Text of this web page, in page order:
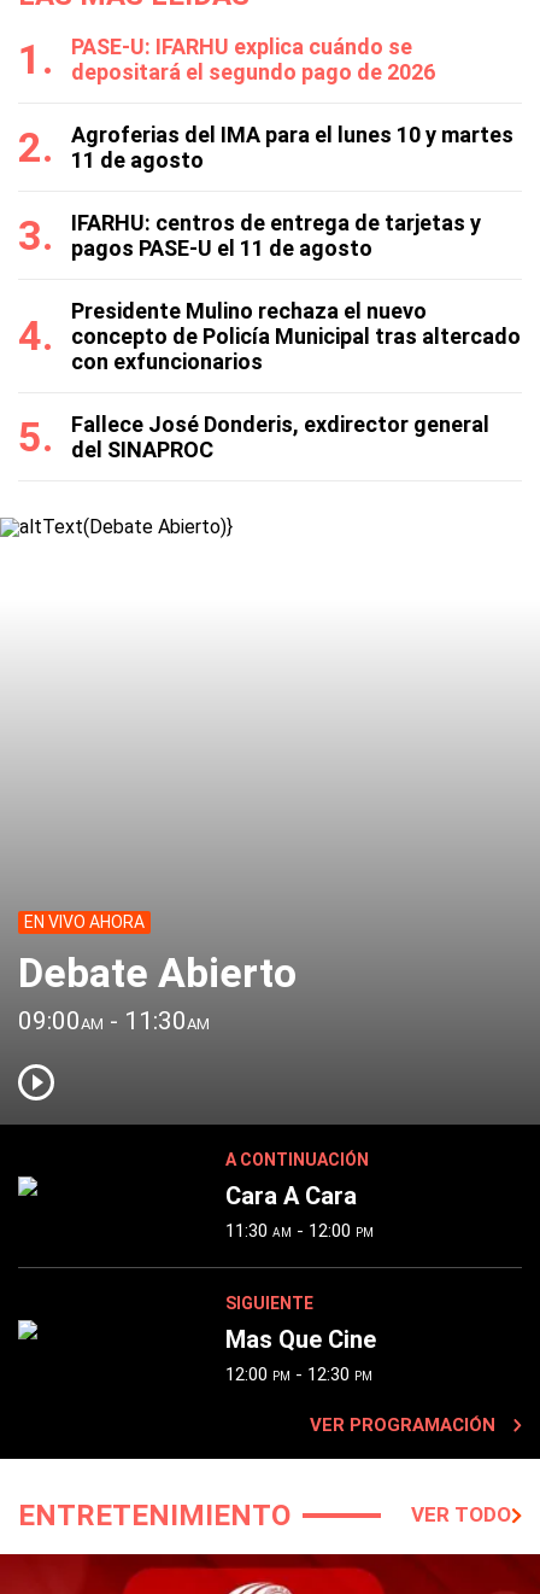
PASE-U: IFARHU explica cuándo se
depositará el segundo pago de 2026
Agroferias del IMA para el lunes 10 y martes
11 de agosto
IFARHU: centros de entrega de tarjetas y
pagos PASE-U el 11 de agosto
Presidente Mulino rechaza el nuevo
concepto de Policía Municipal tras altercado
con exfuncionarios
Fallece José Donderis, exdirector general
del SINAPROC
EN VIVO AHORA
Debate Abierto
09:00AM - 11:30AM
A CONTINUACIÓN
Cara A Cara
11:30 AM - 12:00 PM
SIGUIENTE
Mas Que Cine
12:00 PM - 12:30 PM
VER PROGRAMACIÓN
ENTRETENIMIENTO VER TODO